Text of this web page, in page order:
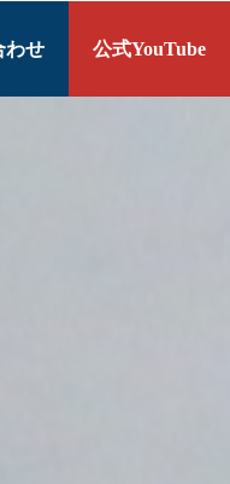
わせ 公式YouTube